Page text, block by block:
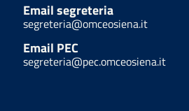
Email segreteria
segreteria@omceosiena.it
Email PEC
segreteria@pec.omceosiena.it